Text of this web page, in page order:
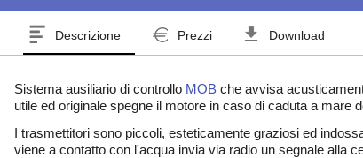
Descrizione Prezzi Download
Sistema ausiliario di controllo MOB che avvisa
utile ed originale spegne il motore in caso di caduta a mare
I trasmettitori sono piccoli, esteticamente graziosi ed
viene a contatto con l'acqua invia via radio un segnale alla